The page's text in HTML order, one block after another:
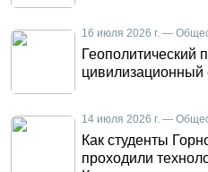
16 июля 2026 г. —
Геополитический
цивилизационный
14 июля 2026 г. —
Как студенты
проходили